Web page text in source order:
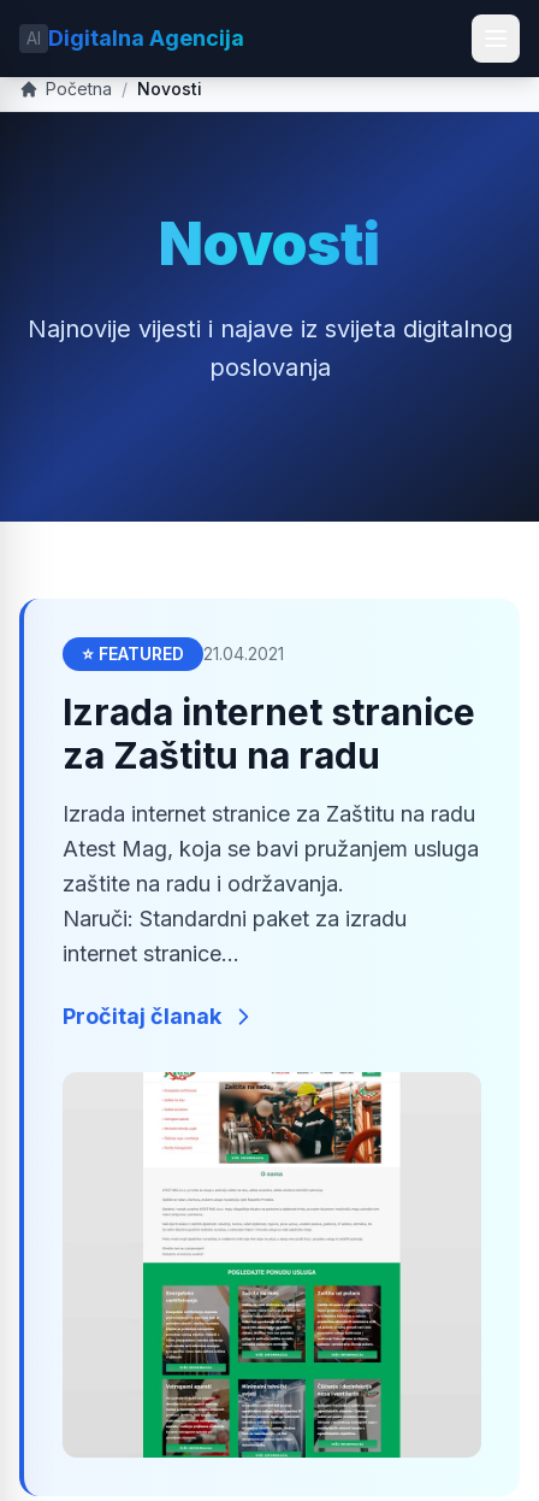
AI Digitalna Agencija
Početna / Novosti
Novosti
Najnovije vijesti i najave iz svijeta digitalnog
poslovanja
⭐ FEATURED 21.04.2021
Izrada internet stranice
za Zaštitu na radu
Izrada internet stranice za Zaštitu na radu
Atest Mag, koja se bavi pružanjem usluga
zaštite na radu i održavanja.
Naruči: Standardni paket za izradu
internet stranice...
Pročitaj članak